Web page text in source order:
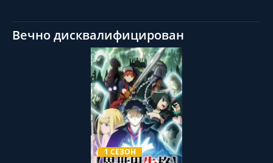
Вечно дисквалифицирован
1 СЕЗОН
СМОТРЕТЬ ОНЛАЙН